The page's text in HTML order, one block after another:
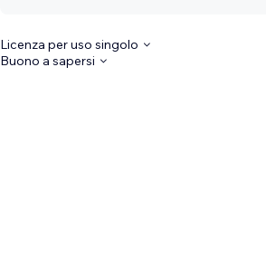
Licenza per uso singolo
Buono a sapersi